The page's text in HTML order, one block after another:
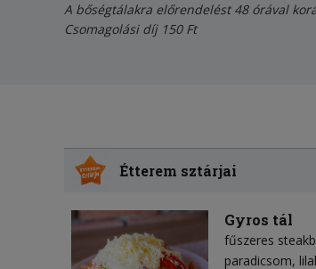
A bőségtálakra előrendelést 48 órával
Csomagolási díj 150 Ft
Étterem sztárjai
Gyros tál
fűszeres
paradicsom